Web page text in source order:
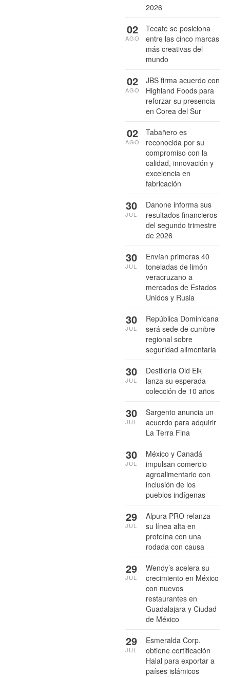
2026
Tecate se posiciona
entre las cinco marcas
más creativas del
mundo
02
AGO
JBS firma acuerdo con
Highland Foods para
reforzar su presencia
en Corea del Sur
02
AGO
Tabañero es
reconocida por su
compromiso con la
calidad, innovación y
excelencia en
fabricación
02
AGO
Danone informa sus
resultados financieros
del segundo trimestre
de 2026
30
JUL
Envían primeras 40
toneladas de limón
veracruzano a
mercados de Estados
Unidos y Rusia
30
JUL
República Dominicana
será sede de cumbre
regional sobre
seguridad alimentaria
30
JUL
Destilería Old Elk
lanza su esperada
colección de 10 años
30
JUL
Sargento anuncia un
acuerdo para adquirir
La Terra Fina
30
JUL
México y Canadá
impulsan comercio
agroalimentario con
inclusión de los
pueblos indígenas
30
JUL
Alpura PRO relanza
su línea alta en
proteína con una
rodada con causa
29
JUL
Wendy’s acelera su
crecimiento en México
con nuevos
restaurantes en
Guadalajara y Ciudad
de México
29
JUL
Esmeralda Corp.
obtiene certificación
Halal para exportar a
países islámicos
29
JUL